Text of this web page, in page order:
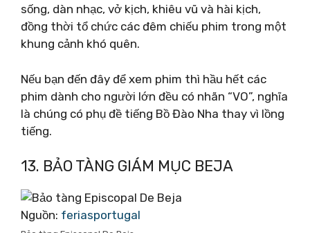
sống, dàn nhạc, vở kịch, khiêu vũ và hài kịch,
đồng thời tổ chức các đêm chiếu phim trong một
khung cảnh khó quên.
Nếu bạn đến đây để xem phim thì hầu hết các
phim dành cho người lớn đều có nhãn “VO”, nghĩa
là chúng có phụ đề tiếng Bồ Đào Nha thay vì lồng
tiếng.
13. BẢO TÀNG GIÁM MỤC BEJA
Nguồn: feriasportugal